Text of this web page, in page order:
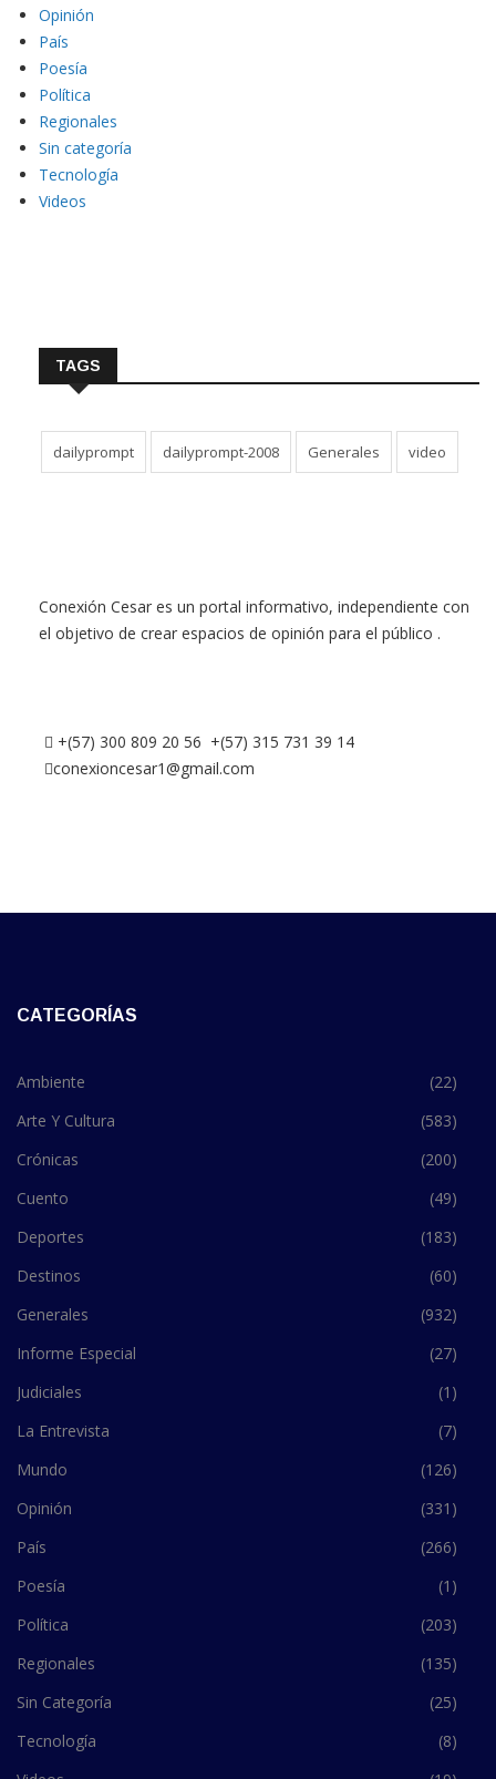
Opinión
País
Poesía
Política
Regionales
Sin categoría
Tecnología
Videos
TAGS
dailyprompt dailyprompt-2008 Generales video
Conexión Cesar es un portal informativo, independiente con
el objetivo de crear espacios de opinión para el público .
+(57) 300 809 20 56 +(57) 315 731 39 14
conexioncesar1@gmail.com
CATEGORÍAS
Ambiente
(22)
Arte Y Cultura
(583)
Crónicas
(200)
Cuento
(49)
Deportes
(183)
Destinos
(60)
Generales
(932)
Informe Especial
(27)
Judiciales
(1)
La Entrevista
(7)
Mundo
(126)
Opinión
(331)
País
(266)
Poesía
(1)
Política
(203)
Regionales
(135)
Sin Categoría
(25)
Tecnología
(8)